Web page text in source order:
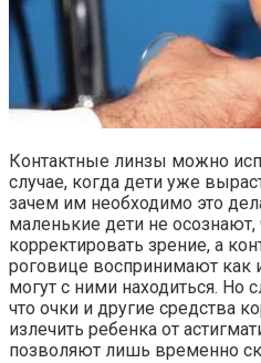
Контактные линзы можно
случае, когда дети уже
зачем им необходимо это
маленькие дети не
корректировать зрение, а
роговице воспринимают как
могут с ними находиться. Но
что очки и другие средства
излечить ребенка от
позволяют лишь временно